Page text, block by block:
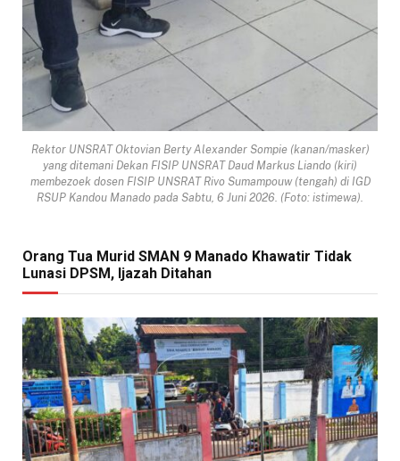
Rektor UNSRAT Oktovian Berty Alexander Sompie (kanan/masker)
yang ditemani Dekan FISIP UNSRAT Daud Markus Liando (kiri)
membezoek dosen FISIP UNSRAT Rivo Sumampouw (tengah) di IGD
RSUP Kandou Manado pada Sabtu, 6 Juni 2026. (Foto: istimewa).
Orang Tua Murid SMAN 9 Manado Khawatir Tidak
Lunasi DPSM, Ijazah Ditahan